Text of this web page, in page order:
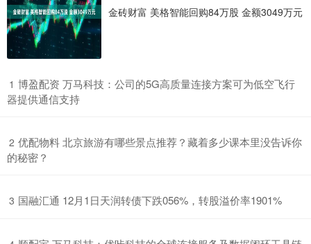
金砖财富 美格智能回购84万股 金额3049万元
1 ​博盈配资 万马科技：公司的5G高质量连接方案可为低空飞行
器提供通信支持
2 ​优配物料 北京旅游有哪些景点推荐？藏着多少课本里没告诉你
的秘密？
3 ​国融汇通 12月1日天润转债下跌056%，转股溢价率1901%